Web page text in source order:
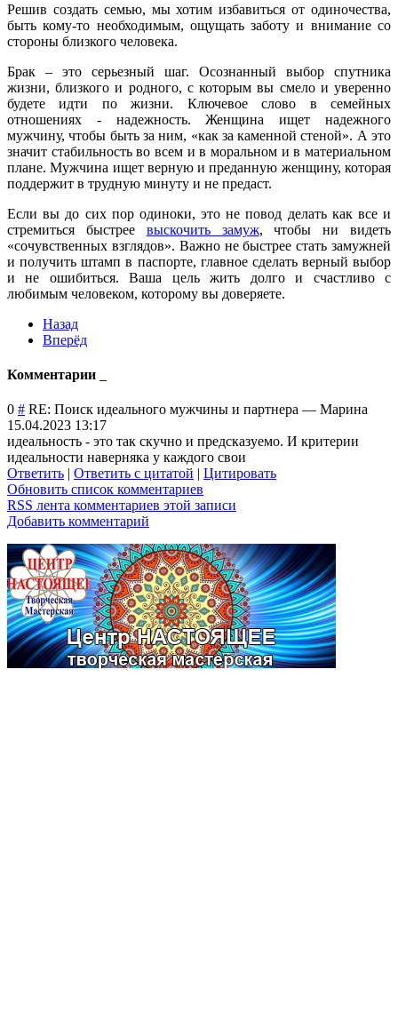
Решив создать семью, мы хотим избавиться от одиночества,
быть кому-то необходимым, ощущать заботу и внимание со
стороны близкого человека.
Брак – это серьезный шаг. Осознанный выбор спутника
жизни, близкого и родного, с которым вы смело и уверенно
будете идти по жизни. Ключевое слово в семейных
отношениях - надежность. Женщина ищет надежного
мужчину, чтобы быть за ним, «как за каменной стеной». А это
значит стабильность во всем и в моральном и в материальном
плане. Мужчина ищет верную и преданную женщину, которая
поддержит в трудную минуту и не предаст.
Если вы до сих пор одиноки, это не повод делать как все и
стремиться быстрее выскочить замуж, чтобы ни видеть
«сочувственных взглядов». Важно не быстрее стать замужней
и получить штамп в паспорте, главное сделать верный выбор
и не ошибиться. Ваша цель жить долго и счастливо с
любимым человеком, которому вы доверяете.
Назад
Вперёд
Комментарии
0 # RE: Поиск идеального мужчины и партнера — Марина
15.04.2023 13:17
идеальность - это так скучно и предсказуемо. И критерии
идеальности наверняка у каждого свои
Ответить | Ответить с цитатой | Цитировать
Обновить список комментариев
RSS лента комментариев этой записи
Добавить комментарий